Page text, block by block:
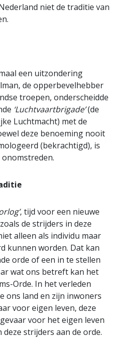
niet de traditie van
een uitzondering
de opperbevelhebber
troepen, onderscheidde
‘Luchtvaartbrigade’(de
Luchtmacht) met de
deze benoeming nooit
(bekrachtigd), is
, tijd voor een nieuwe
de strijders in deze
alleen als individu maar
kunnen worden. Dat kan
orde of een in te stellen
wat ons betreft kan het
Orde. In het verleden
ons land en zijn inwoners
voor eigen leven, deze
voor het eigen leven
strijders aan de orde.